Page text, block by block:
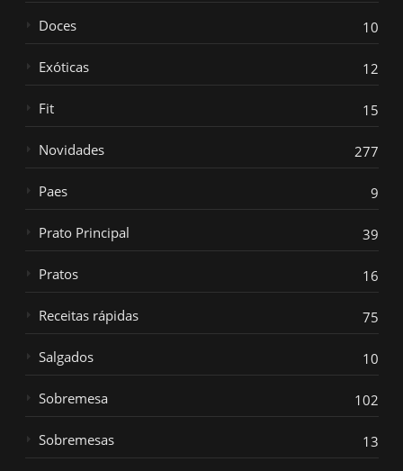
Doces 10
Exóticas 12
Fit 15
Novidades 277
Paes 9
Prato Principal 39
Pratos 16
Receitas rápidas 75
Salgados 10
Sobremesa 102
Sobremesas 13